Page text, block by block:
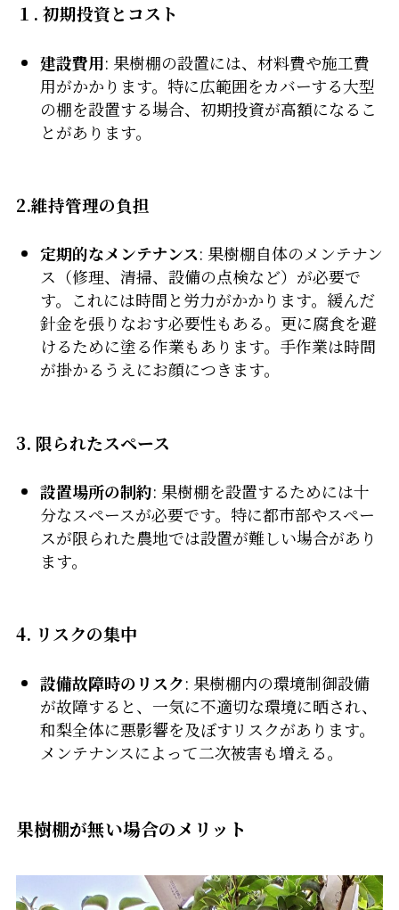
１. 初期投資とコスト
建設費用: 果樹棚の設置には、材料費や施工費
用がかかります。特に広範囲をカバーする大型
の棚を設置する場合、初期投資が高額になるこ
とがあります。
2.維持管理の負担
定期的なメンテナンス: 果樹棚自体のメンテナン
ス（修理、清掃、設備の点検など）が必要で
す。これには時間と労力がかかります。緩んだ
針金を張りなおす必要性もある。更に腐食を避
けるために塗る作業もあります。手作業は時間
が掛かるうえにお顔につきます。
3. 限られたスペース
設置場所の制約: 果樹棚を設置するためには十
分なスペースが必要です。特に都市部やスペー
スが限られた農地では設置が難しい場合があり
ます。
4. リスクの集中
設備故障時のリスク: 果樹棚内の環境制御設備
が故障すると、一気に不適切な環境に晒され、
和梨全体に悪影響を及ぼすリスクがあります。
メンテナンスによって二次被害も増える。
果樹棚が無い場合のメリット